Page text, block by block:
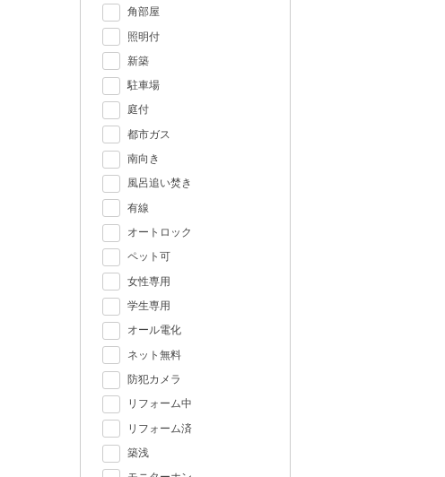
角部屋
照明付
新築
駐車場
庭付
都市ガス
南向き
風呂追い焚き
有線
オートロック
ペット可
女性専用
学生専用
オール電化
ネット無料
防犯カメラ
リフォーム中
リフォーム済
築浅